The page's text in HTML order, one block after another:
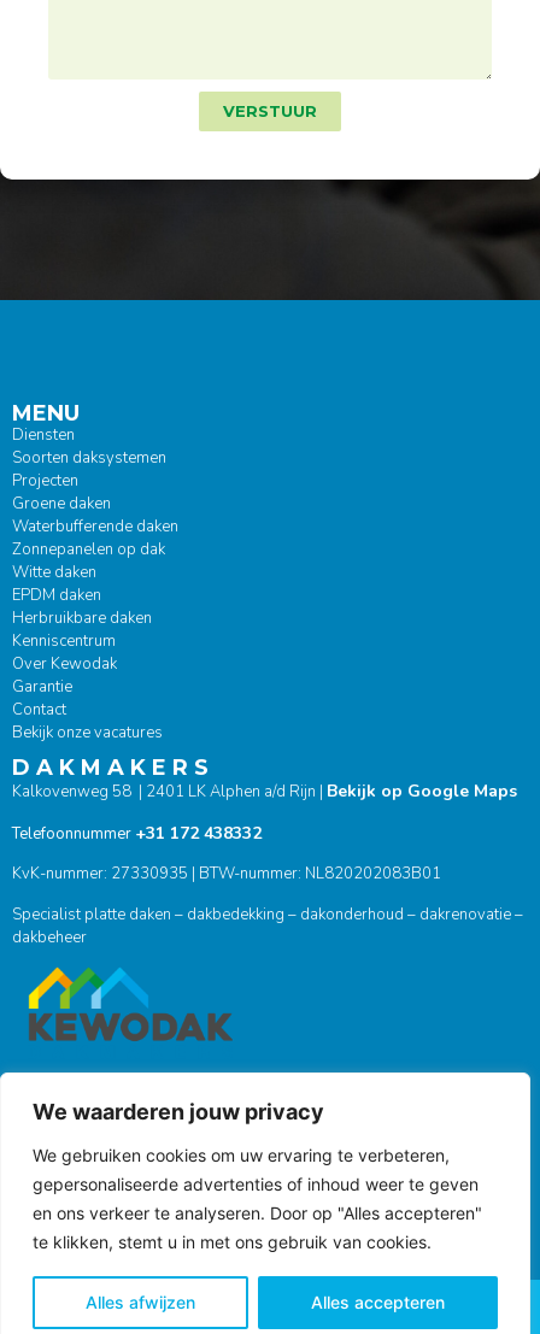
We waarderen jouw privacy
We gebruiken cookies om uw ervaring te verbeteren,
gepersonaliseerde advertenties of inhoud weer te geven
en ons verkeer te analyseren. Door op "Alles accepteren"
te klikken, stemt u in met ons gebruik van cookies.
Alles afwijzen Alles accepteren
VERSTUUR
MENU
Diensten
Soorten daksystemen
Projecten
Groene daken
Waterbufferende daken
Zonnepanelen op dak
Witte daken
EPDM daken
Herbruikbare daken
Kenniscentrum
Over Kewodak
Garantie
Contact
Bekijk onze vacatures
D A K M A K E R S
Kalkovenweg 58 | 2401 LK Alphen a/d Rijn | Bekijk op Google Maps
Telefoonnummer +31 172 438332
KvK-nummer: 27330935 | BTW-nummer: NL820202083B01
Specialist platte daken – dakbedekking – dakonderhoud – dakrenovatie –
dakbeheer
ONZE SOCIALS
ALGEMENE VOORWAARDEN
PRIVACY VERKLARING